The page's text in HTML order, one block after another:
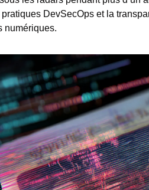
DevSecOps et la
numériques.